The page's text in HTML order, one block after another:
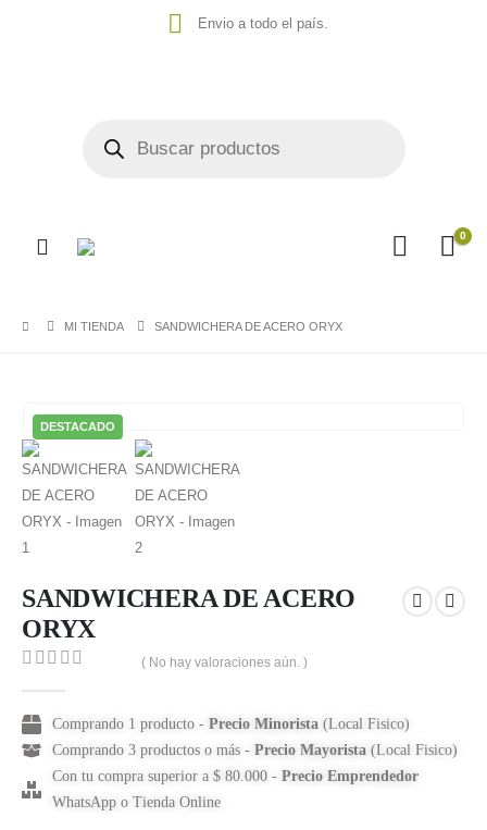
Envio a todo el país.
0
MI TIENDA SANDWICHERA DE ACERO ORYX
DESTACADO
SANDWICHERA DE ACERO
ORYX
( No hay valoraciones aún. )
Comprando 1 producto - Precio Minorista (Local Fisico)
Comprando 3 productos o más - Precio Mayorista (Local Fisico)
Con tu compra superior a $ 80.000 - Precio Emprendedor
WhatsApp o Tienda Online